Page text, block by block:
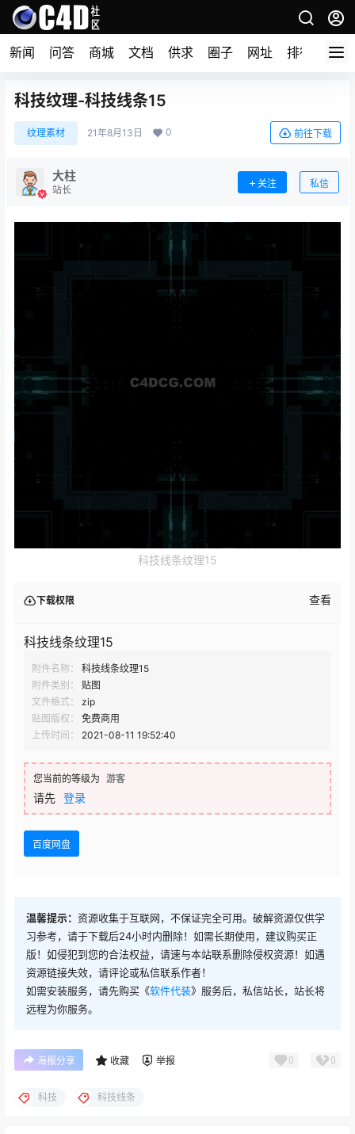
新闻 问答 商城 文档 供求 圈子 网址 排行榜
科技纹理-科技线条15
纹理素材 21年8月13日 0 前往下载
大柱
站长
关注 私信
科技线条纹理15
下载权限 查看
科技线条纹理15
附件名称：
科技线条纹理15
附件类别：
贴图
文件格式：
zip
贴图版权：
免费商用
上传时间：
2021-08-11 19:52:40
您当前的等级为 游客
请先 登录
百度网盘
温馨提示： 资源收集于互联网，不保证完全可用。破解资源仅供学
习参考，请于下载后24小时内删除！如需长期使用，建议购买正
版！如侵犯到您的合法权益，请速与本站联系删除侵权资源！如遇
资源链接失效，请评论或私信联系作者！
如需安装服务，请先购买《软件代装》服务后，私信站长，站长将
远程为你服务。
海报分享 收藏 举报 0 0
科技 科技线条